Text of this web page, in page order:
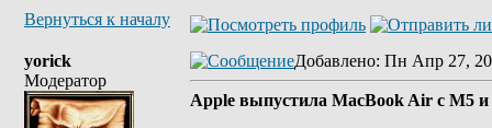
Вернуться к началу
yorick
Модератор
Добавлено: Пн Апр 27,
Apple выпустила MacBook Air с M5 и